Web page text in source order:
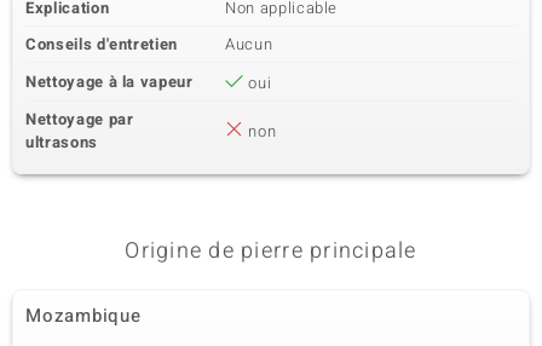
Explication
Non applicable
Conseils d'entretien
Aucun
Nettoyage à la vapeur
oui
Nettoyage par
ultrasons
non
Origine de pierre principale
Mozambique